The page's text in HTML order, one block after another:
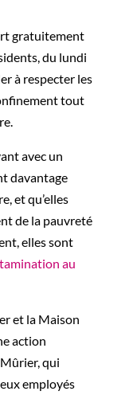
gratuitement
du lundi
à respecter les
tout
avec un
davantage
et qu’elles
de la pauvreté
elles sont
au
et la Maison
action
qui
employés